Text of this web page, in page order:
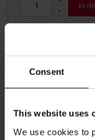
Consent
This website uses
We use cookies to
In